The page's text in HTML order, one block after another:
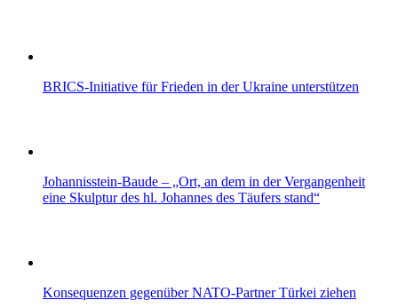
BRICS-Initiative für Frieden in der Ukraine unterstützen
Johannisstein-Baude – „Ort, an dem in der Vergangenheit
eine Skulptur des hl. Johannes des Täufers stand“
Konsequenzen gegenüber NATO-Partner Türkei ziehen